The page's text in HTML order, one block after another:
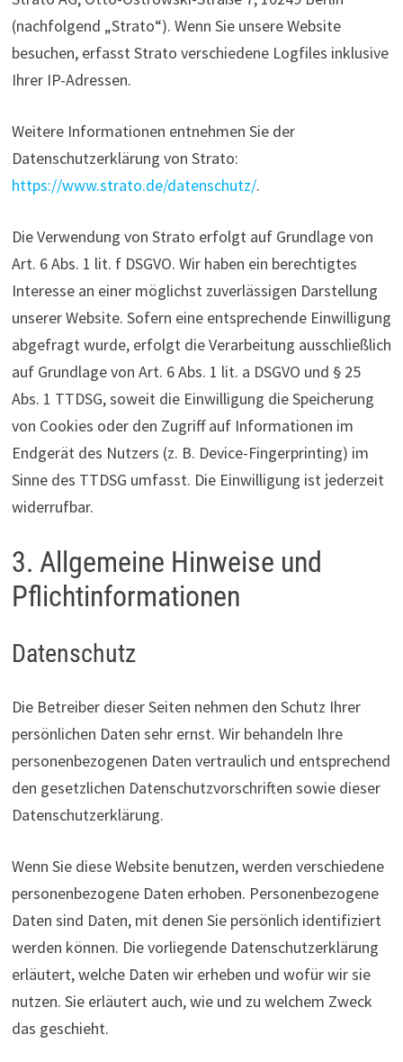
(nachfolgend „Strato“). Wenn Sie unsere Website
besuchen, erfasst Strato verschiedene Logfiles inklusive
Ihrer IP-Adressen.
Weitere Informationen entnehmen Sie der
Datenschutzerklärung von Strato:
https://www.strato.de/datenschutz/.
Die Verwendung von Strato erfolgt auf Grundlage von
Art. 6 Abs. 1 lit. f DSGVO. Wir haben ein berechtigtes
Interesse an einer möglichst zuverlässigen Darstellung
unserer Website. Sofern eine entsprechende Einwilligung
abgefragt wurde, erfolgt die Verarbeitung ausschließlich
auf Grundlage von Art. 6 Abs. 1 lit. a DSGVO und § 25
Abs. 1 TTDSG, soweit die Einwilligung die Speicherung
von Cookies oder den Zugriff auf Informationen im
Endgerät des Nutzers (z. B. Device-Fingerprinting) im
Sinne des TTDSG umfasst. Die Einwilligung ist jederzeit
widerrufbar.
3. Allgemeine Hinweise und
Pflicht­informationen
Datenschutz
Die Betreiber dieser Seiten nehmen den Schutz Ihrer
persönlichen Daten sehr ernst. Wir behandeln Ihre
personenbezogenen Daten vertraulich und entsprechend
den gesetzlichen Datenschutzvorschriften sowie dieser
Datenschutzerklärung.
Wenn Sie diese Website benutzen, werden verschiedene
personenbezogene Daten erhoben. Personenbezogene
Daten sind Daten, mit denen Sie persönlich identifiziert
werden können. Die vorliegende Datenschutzerklärung
erläutert, welche Daten wir erheben und wofür wir sie
nutzen. Sie erläutert auch, wie und zu welchem Zweck
das geschieht.